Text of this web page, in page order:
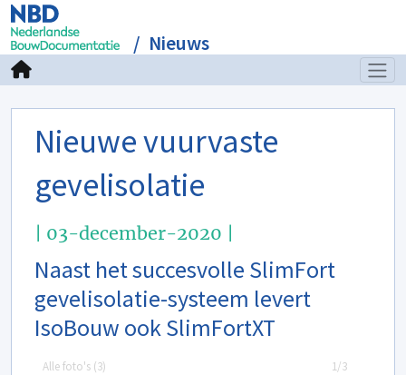
Nieuws
Nieuwe vuurvaste
gevelisolatie
| 03-december-2020 |
Naast het succesvolle SlimFort
gevelisolatie-systeem levert
IsoBouw ook SlimFortXT
Alle foto's (3) 1/3